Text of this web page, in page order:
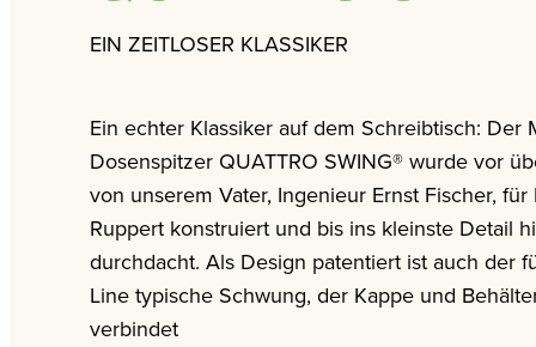
EIN ZEITLOSER KLASSIKER
Ein echter Klassiker auf dem Schreibtisch: Der
Dosenspitzer QUATTRO SWING® wurde vor
von unserem Vater, Ingenieur Ernst Fischer, für
Ruppert konstruiert und bis ins kleinste Detail
durchdacht. Als Design patentiert ist auch der
Line typische Schwung, der Kappe und
verbindet